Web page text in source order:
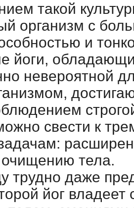
такой
организм с
и
йоги,
невероятной
свести к
тела.
трудно даже
йог владеет